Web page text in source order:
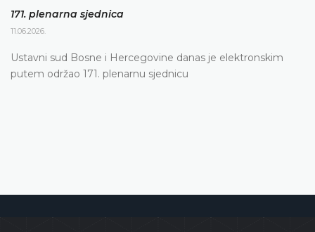
171. plenarna sjednica
11.06.2026.
Ustavni sud Bosne i Hercegovine danas je elektronskim
putem održao 171. plenarnu sjednicu